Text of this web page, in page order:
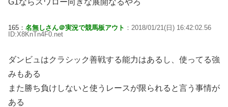
G1ならスワロー向きな展開なるやろ
165： 名無しさん＠実況で競馬板アウト ：2018/01/21(日) 16:42:02.56
ID:X8KnTn4F0.net
ダンビュはクラシック善戦する能力はあるし、使ってる強
みもある
また勝ち負けしないと使うレースが限られると言う事情が
ある